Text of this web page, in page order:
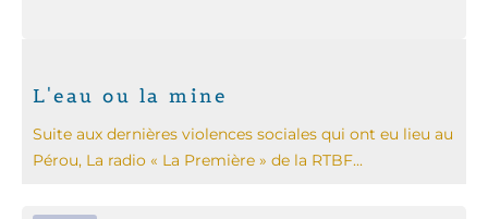
L'eau ou la mine
Suite aux dernières violences sociales qui ont eu lieu au
Pérou, La radio « La Première » de la RTBF...